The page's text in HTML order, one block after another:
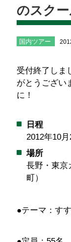
のスク
国内ツアー
受付終了しま
がとうござい
に！
日程
2012年10月
場所
長野・東京
町）
●テーマ： す